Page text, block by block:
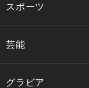
スポーツ
芸能
グラビア